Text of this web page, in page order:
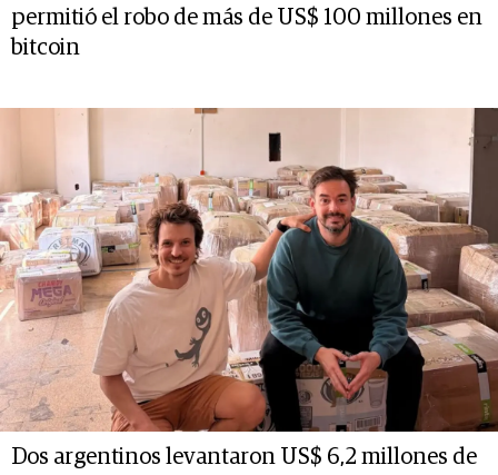
permitió el robo de más de US$ 100 millones en
bitcoin
Dos argentinos levantaron US$ 6,2 millones de